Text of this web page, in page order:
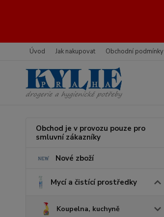
Úvod Jak nakupovat Obchodní podmínky
Obchod je v provozu pouze pro
smluvní zákazníky
Nové zboží
Mycí a čistící prostředky
Koupelna, kuchyně